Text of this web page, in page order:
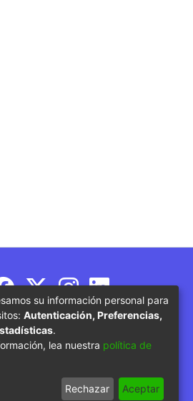
de Educación
su información personal para
Autenticación, Preferencias,
.
lea nuestra política de
Rechazar Aceptar